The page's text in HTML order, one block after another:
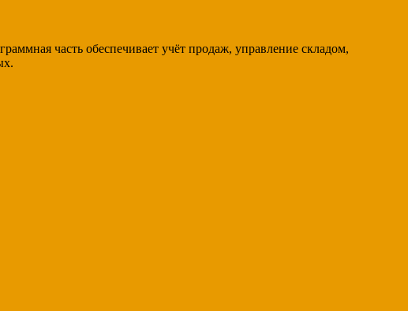
часть обеспечивает учёт продаж, управление складом,